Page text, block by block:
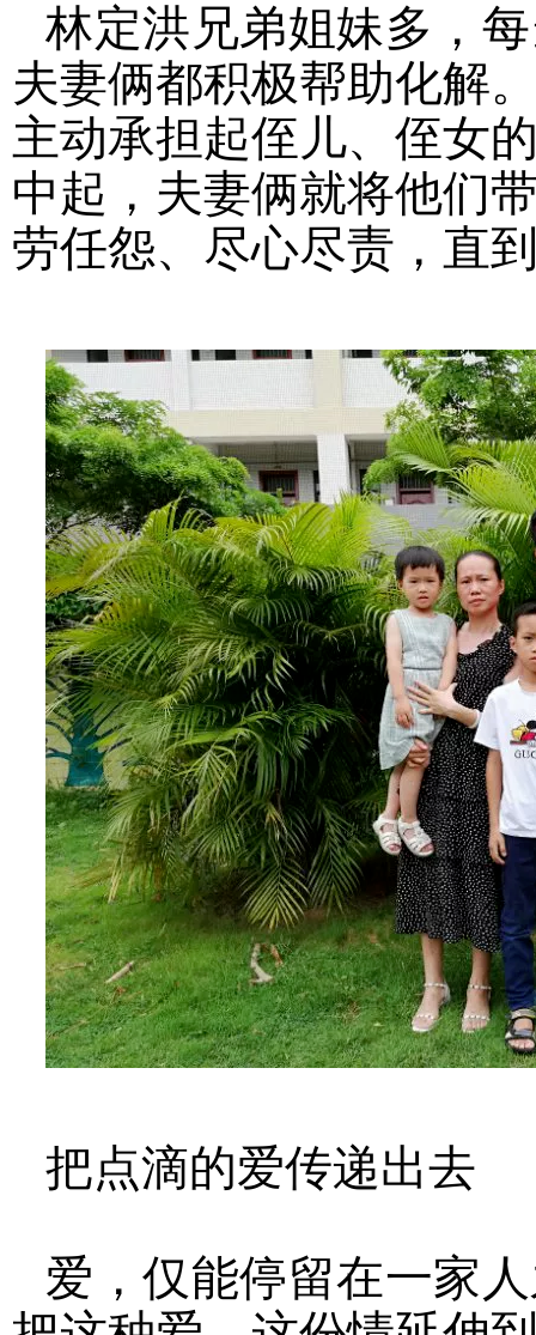
林定洪兄弟姐妹多，
夫妻俩都积极帮助化解
主动承担起侄儿、侄女
中起，夫妻俩就将他们
劳任怨、尽心尽责，直
把点滴的爱传递出去
爱，仅能停留在一家